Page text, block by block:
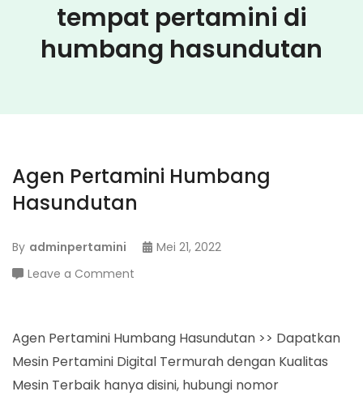
tempat pertamini di
humbang hasundutan
Agen Pertamini Humbang
Hasundutan
By adminpertamini
Mei 21, 2022
Leave a Comment
Humbang
Hasundutan
Agen Pertamini Humbang Hasundutan >> Dapatkan
Mesin Pertamini Digital Termurah dengan Kualitas
Mesin Terbaik hanya disini, hubungi nomor